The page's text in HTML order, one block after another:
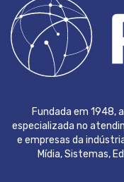
Fundada em 1948,
especializada no
e empresas da
Mídia, Sistemas,